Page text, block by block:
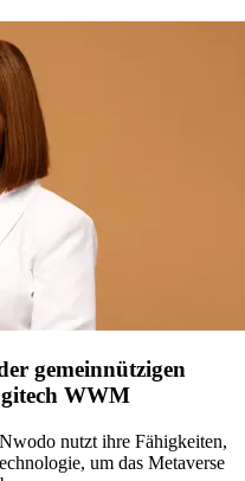
gemeinnützigen
WWM
nutzt ihre Fähigkeiten,
um das Metaverse